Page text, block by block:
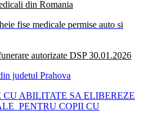
din Romania
fise medicale permise auto si
autorizate DSP 30.01.2026
judetul Prahova
ABILITATE SA ELIBEREZE
PENTRU COPII CU